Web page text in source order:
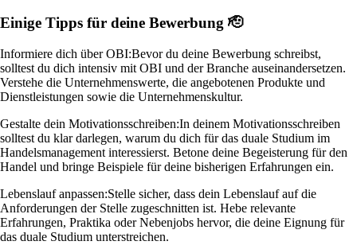
Einige Tipps für deine Bewerbung 🫡
Informiere dich über OBI:Bevor du deine Bewerbung schreibst,
solltest du dich intensiv mit OBI und der Branche auseinandersetzen.
Verstehe die Unternehmenswerte, die angebotenen Produkte und
Dienstleistungen sowie die Unternehmenskultur.
Gestalte dein Motivationsschreiben:In deinem Motivationsschreiben
solltest du klar darlegen, warum du dich für das duale Studium im
Handelsmanagement interessierst. Betone deine Begeisterung für den
Handel und bringe Beispiele für deine bisherigen Erfahrungen ein.
Lebenslauf anpassen:Stelle sicher, dass dein Lebenslauf auf die
Anforderungen der Stelle zugeschnitten ist. Hebe relevante
Erfahrungen, Praktika oder Nebenjobs hervor, die deine Eignung für
das duale Studium unterstreichen.